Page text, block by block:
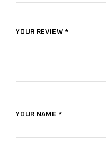
YOUR REVIEW *
YOUR NAME *